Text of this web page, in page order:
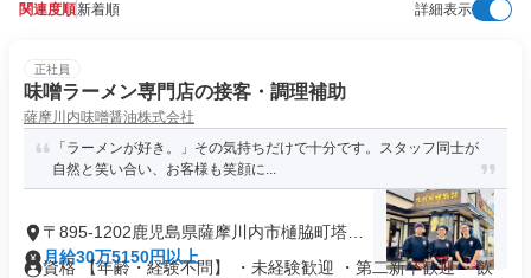
関連度順新着順 詳細表示
正社員
味噌ラーメン専門店の接客・調理補助
薩摩川内味噌醤油株式会社
「ラーメンが好き。」その気持ちだけで十分です。スタッフ同士が
自然と笑い合い、お客様も笑顔に...
〒895-1202鹿児島県薩摩川内市樋脇町塔之
原
月給30万5150円以上
資格 【年齢・経験不問】 ・未経験歓迎 ・第二新卒歓迎 ・飲